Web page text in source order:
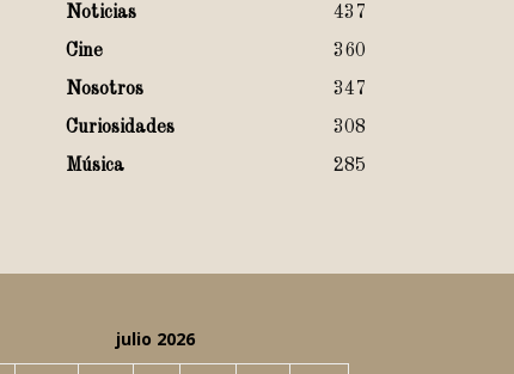
Noticias
437
Cine
360
Nosotros
347
Curiosidades
308
Música
285
julio 2026